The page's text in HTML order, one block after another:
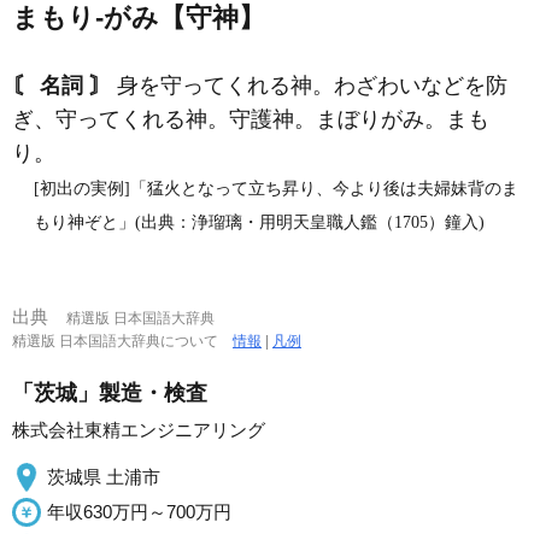
まもり‐がみ【守神】
〘 名詞 〙
身を守ってくれる神。わざわいなどを防
ぎ、守ってくれる神。守護神。まぼりがみ。まも
り。
[初出の実例]「猛火となって立ち昇り、今より後は夫婦妹背のま
もり神ぞと」(出典：浄瑠璃・用明天皇職人鑑（1705）鐘入)
出典
精選版 日本国語大辞典
精選版 日本国語大辞典について情報 | 凡例
「茨城」製造・検査
株式会社東精エンジニアリング
茨城県 土浦市
年収630万円～700万円